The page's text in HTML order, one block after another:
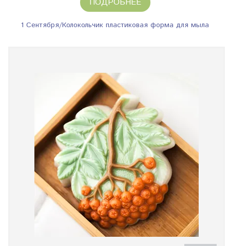
1 Сентября/Колокольчик пластиковая форма для мыла